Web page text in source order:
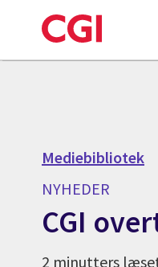
to
Mediebibliotek
NYHEDER
CGI
2 minutters